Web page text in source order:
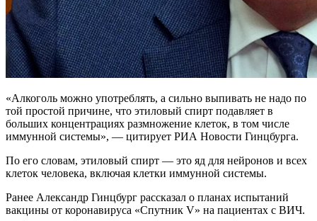
«Алкоголь можно употреблять, а сильно выпивать не надо по
той простой причине, что этиловый спирт подавляет в
больших концентрациях размножение клеток, в том числе
иммунной системы», — цитирует РИА Новости Гинцбурга.
По его словам, этиловый спирт — это яд для нейронов и всех
клеток человека, включая клетки иммунной системы.
Ранее Александр Гинцбург рассказал о планах испытаний
вакцины от коронавируса «Спутник V» на пациентах с ВИЧ.